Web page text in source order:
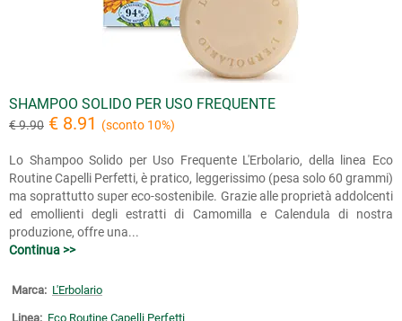
SHAMPOO SOLIDO PER USO FREQUENTE
€ 9.90 € 8.91 (sconto 10%)
Lo Shampoo Solido per Uso Frequente L'Erbolario, della linea Eco
Routine Capelli Perfetti, è pratico, leggerissimo (pesa solo 60 grammi)
ma soprattutto super eco-sostenibile. Grazie alle proprietà addolcenti
ed emollienti degli estratti di Camomilla e Calendula di nostra
produzione, offre una...
Continua >>
Marca: L'Erbolario
Linea: Eco Routine Capelli Perfetti